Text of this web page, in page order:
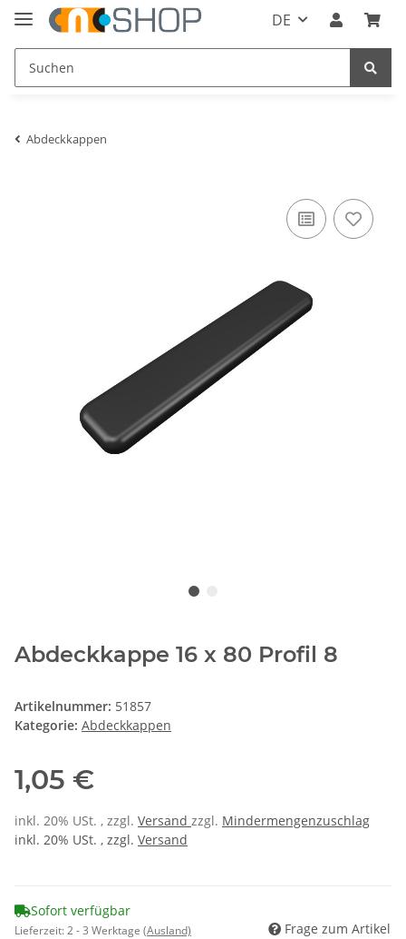
DE
Abdeckkappen
Abdeckkappe 16 x 80 Profil 8
Artikelnummer: 51857
Kategorie: Abdeckkappen
1,05 €
inkl. 20% USt. , zzgl. Versand zzgl. Mindermengenzuschlag
inkl. 20% USt. , zzgl. Versand
Sofort verfügbar
Lieferzeit:2 - 3 Werktage (Ausland) Frage zum Artikel